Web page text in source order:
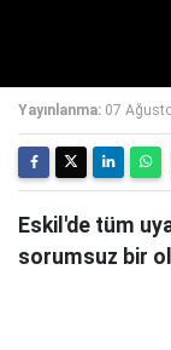
Yayınlanma: 07
Eskil'de tüm
sorumsuz bir